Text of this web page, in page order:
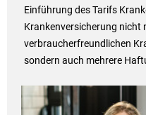
Einführung des Tarifs
Krankenversicherung nicht
verbraucherfreundlichen
sondern auch mehrere